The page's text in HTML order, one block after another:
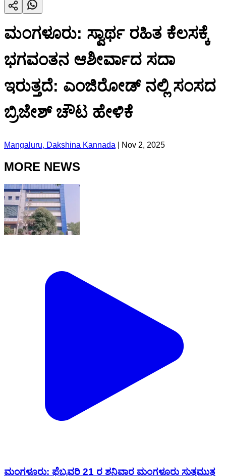
ಮಂಗಳೂರು: ಸ್ವಾರ್ಥ ರಹಿತ ಕೆಲಸಕ್ಕೆ
ಭಗವಂತನ ಆಶೀರ್ವಾದ ಸದಾ
ಇರುತ್ತದೆ: ಎಂಜಿರೋಡ್ ನಲ್ಲಿ ಸಂಸದ
ಬ್ರಿಜೇಶ್‌ ಚೌಟ ಹೇಳಿಕೆ
Mangaluru, Dakshina Kannada Nov 2, 2025
MORE NEWS
ಮಂಗಳೂರು: ಫೆಬ್ರವರಿ 21 ರ ಶನಿವಾರ ಮಂಗಳೂರು ಸುತ್ತಮುತ್ತ